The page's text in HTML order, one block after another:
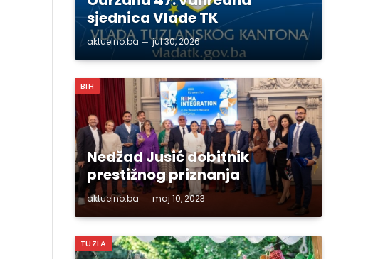
sjednica Vlade TK
aktuelno.ba jul 30, 2026
BIH
Nedžad Jusić dobitnik
prestižnog priznanja
aktuelno.ba maj 10, 2023
TUZLA